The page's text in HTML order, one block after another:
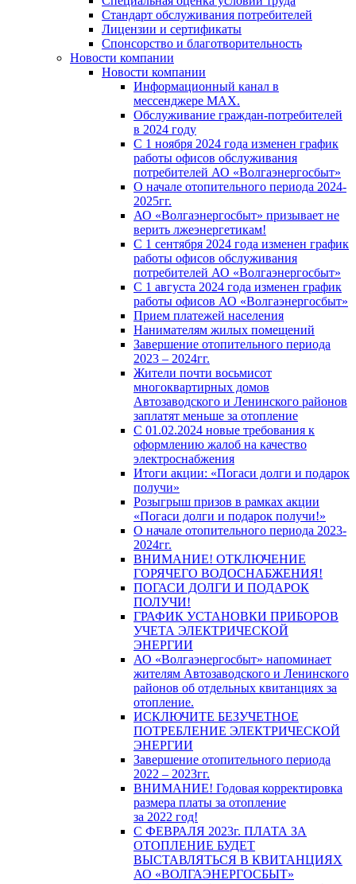
Стандарт обслуживания потребителей
Лицензии и сертификаты
Спонсорство и благотворительность
Новости компании
Новости компании
Информационный канал в
мессенджере MAX.
Обслуживание граждан-потребителей
в 2024 году
С 1 ноября 2024 года изменен график
работы офисов обслуживания
потребителей АО «Волгаэнергосбыт»
О начале отопительного периода 2024-
2025гг.
АО «Волгаэнергосбыт» призывает не
верить лжеэнергетикам!
С 1 сентября 2024 года изменен график
работы офисов обслуживания
потребителей АО «Волгаэнергосбыт»
С 1 августа 2024 года изменен график
работы офисов АО «Волгаэнергосбыт»
Прием платежей населения
Нанимателям жилых помещений
Завершение отопительного периода
2023 – 2024гг.
Жители почти восьмисот
многоквартирных домов
Автозаводского и Ленинского районов
заплатят меньше за отопление
С 01.02.2024 новые требования к
оформлению жалоб на качество
электроснабжения
Итоги акции: «Погаси долги и подарок
получи»
Розыгрыш призов в рамках акции
«Погаси долги и подарок получи!»
О начале отопительного периода 2023-
2024гг.
ВНИМАНИЕ! ОТКЛЮЧЕНИЕ
ГОРЯЧЕГО ВОДОСНАБЖЕНИЯ!
ПОГАСИ ДОЛГИ И ПОДАРОК
ПОЛУЧИ!
ГРАФИК УСТАНОВКИ ПРИБОРОВ
УЧЕТА ЭЛЕКТРИЧЕСКОЙ
ЭНЕРГИИ
АО «Волгаэнергосбыт» напоминает
жителям Автозаводского и Ленинского
районов об отдельных квитанциях за
отопление.
ИСКЛЮЧИТЕ БЕЗУЧЕТНОЕ
ПОТРЕБЛЕНИЕ ЭЛЕКТРИЧЕСКОЙ
ЭНЕРГИИ
Завершение отопительного периода
2022 – 2023гг.
ВНИМАНИЕ! Годовая корректировка
размера платы за отопление
за 2022 год!
С ФЕВРАЛЯ 2023г. ПЛАТА ЗА
ОТОПЛЕНИЕ БУДЕТ
ВЫСТАВЛЯТЬСЯ В КВИТАНЦИЯХ
АО «ВОЛГАЭНЕРГОСБЫТ»